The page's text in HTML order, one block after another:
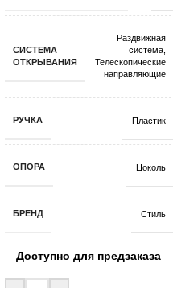
СИСТЕМА
ОТКРЫВАНИЯ
Раздвижная
система,
Телескопические
направляющие
РУЧКА Пластик
ОПОРА Цоколь
БРЕНД Стиль
Доступно для предзаказа